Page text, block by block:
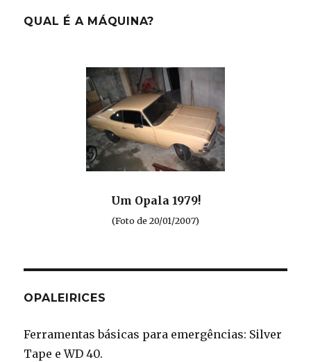
QUAL É A MÁQUINA?
Um Opala 1979!
(Foto de 20/01/2007)
OPALEIRICES
Ferramentas básicas para emergências: Silver
Tape e WD 40.